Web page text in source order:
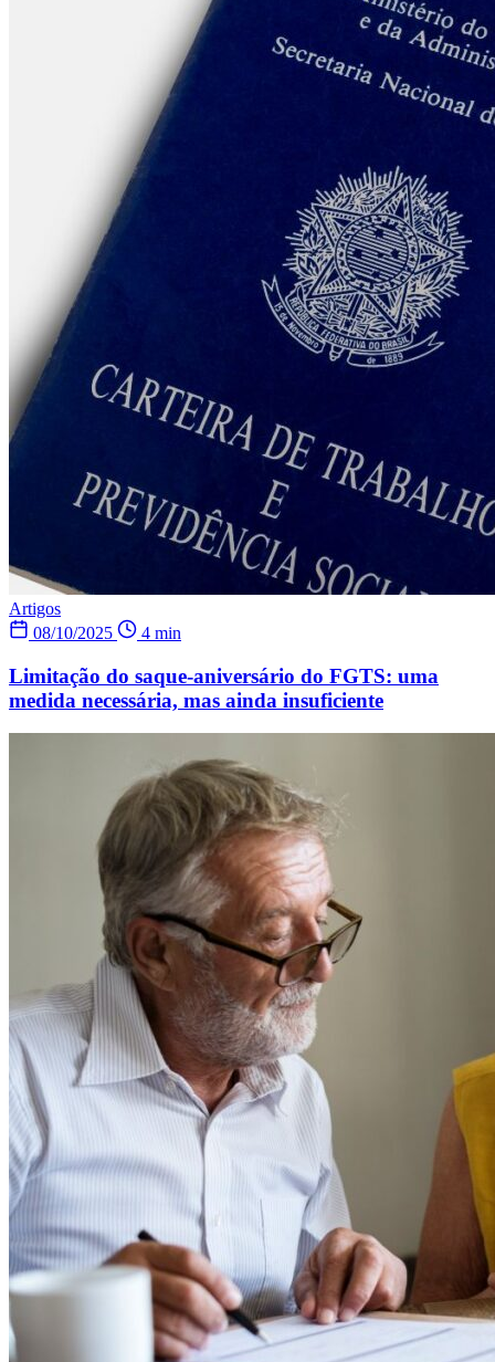
Artigos
08/10/2025
4 min
Limitação do saque-aniversário do FGTS: uma
medida necessária, mas ainda insuficiente